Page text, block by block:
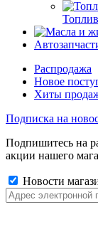
Распродажа
Новое
Хиты
Подписка на
Подпишитесь на
акции нашего
Новости